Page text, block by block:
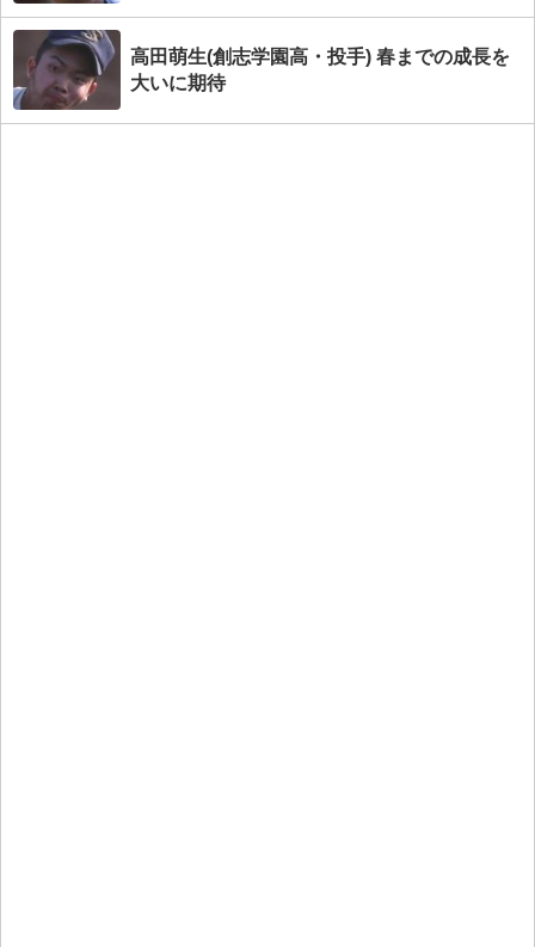
高田萌生(創志学園高・投手) 春までの成長を
大いに期待